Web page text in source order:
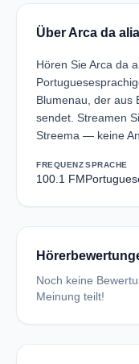
Über Arca da
Hören Sie Arca da
Blumenau, der aus
sendet. Streamen
Streema — keine
FREQUENZ
100.1 FM
SPRACHE
Noch keine
Meinung teilt!